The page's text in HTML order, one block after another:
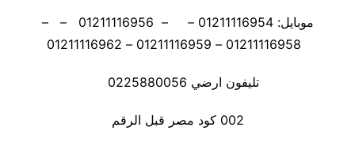
موبايل: 01211116954 – – 01211116956 – –
تليفون ارضي 0225880056
002 كود مصر قبل الرقم